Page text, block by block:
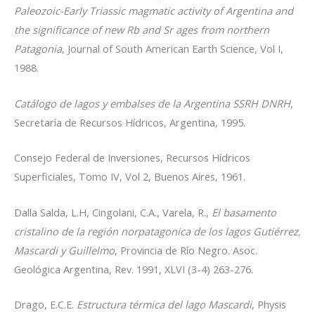
Paleozoic-Early Triassic magmatic activity of Argentina and
the significance of new Rb and Sr ages from northern
Patagonia, Journal of South American Earth Science, Vol I,
1988.
Catálogo de lagos y embalses de la Argentina SSRH DNRH,
Secretaría de Recursos Hídricos, Argentina, 1995.
Consejo Federal de Inversiones, Recursos Hídricos
Superficiales, Tomo IV, Vol 2, Buenos Aires, 1961.
Dalla Salda, L.H, Cingolani, C.A., Varela, R., El basamento
cristalino de la región norpatagonica de los lagos Gutiérrez,
Mascardi y Guillelmo, Provincia de Río Negro. Asoc.
Geológica Argentina, Rev. 1991, XLVI (3-4) 263-276.
Drago, E.C.E. Estructura térmica del lago Mascardi, Physis